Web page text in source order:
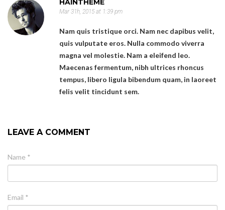
Mar 31h, 2015 at 1:39 pm
Nam quis tristique orci. Nam nec dapibus velit,
quis vulputate eros. Nulla commodo viverra
magna vel molestie. Nam a eleifend leo.
Maecenas fermentum, nibh ultrices rhoncus
tempus, libero ligula bibendum quam, in laoreet
felis velit tincidunt sem.
LEAVE A COMMENT
Name *
Email *